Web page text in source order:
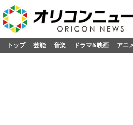
トップ 芸能 音楽 ドラマ&映画 アニ